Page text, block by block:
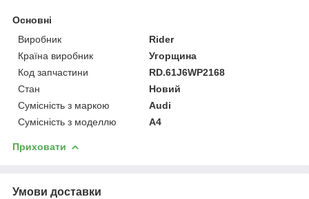
Основні
Виробник
Rider
Країна виробник
Угорщина
Код запчастини
RD.61J6WP2168
Стан
Новий
Сумісність з маркою
Audi
Сумісність з моделлю
A4
Приховати
Умови доставки